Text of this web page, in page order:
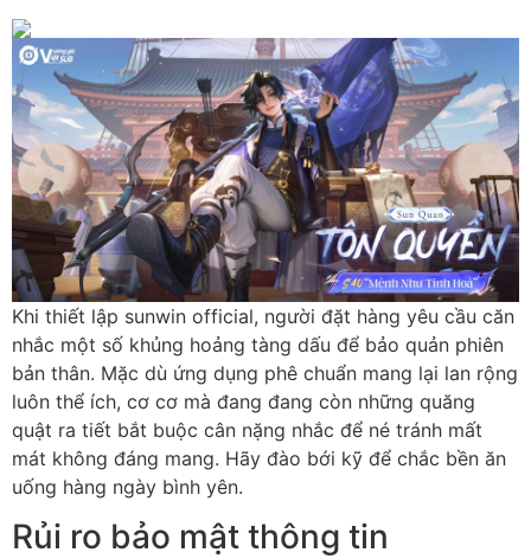
Khi thiết lập sunwin official, người đặt hàng yêu cầu căn
nhắc một số khủng hoảng tàng dấu để bảo quản phiên
bản thân. Mặc dù ứng dụng phê chuẩn mang lại lan rộng
luôn thể ích, cơ cơ mà đang đang còn những quăng
quật ra tiết bắt buộc cân nặng nhắc để né tránh mất
mát không đáng mang. Hãy đào bới kỹ để chắc bền ăn
uống hàng ngày bình yên.
Rủi ro bảo mật thông tin